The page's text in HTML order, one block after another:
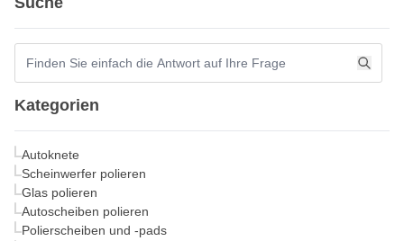
Kategorien
Autoknete
Scheinwerfer polieren
Glas polieren
Autoscheiben polieren
Polierscheiben und -pads